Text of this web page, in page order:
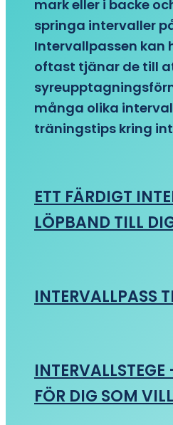
mark eller i backe
springa intervaller
Intervallpassen kan
oftast tjänar de till
många olika
träningstips kring
ETT FÄRDIGT
LÖPBAND TILL
INTERVALLPASS
FÖR DIG SOM